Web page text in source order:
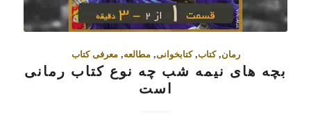
رمان,کتاب,کتابخوانی,مطالعه,معرفی کتاب
بچه های نیمه شب چه نوع کتاب رمانی
است